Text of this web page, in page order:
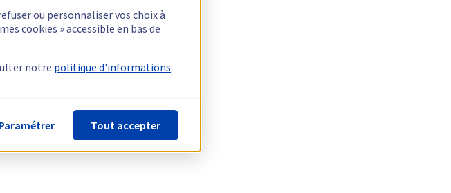
ou personnaliser vos choix à
cookies » accessible en bas de
notre politique d'informations
Paramétrer Tout accepter